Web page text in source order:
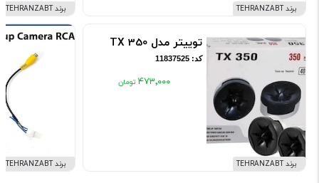
برند TEHRANZABT
برند TEHRANZABT
توییتر مدل TX 350
کد: 11837525
۴۷۳٬۰۰۰
برند TEHRANZABT
برند TEHRANZABT